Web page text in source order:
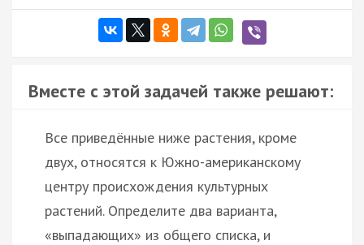
Вместе с этой задачей также решают:
Все приведённые ниже растения, кроме
двух, относятся к Южно-американскому
центру происхождения культурных
растений. Определите два варианта,
«выпадающих» из общего списка, и